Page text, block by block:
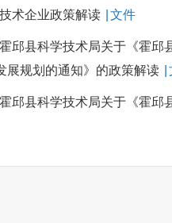
术企业政策解读 文件
邱县科学技术局关于《霍邱
展规划的通知》的政策解读
邱县科学技术局关于《霍邱